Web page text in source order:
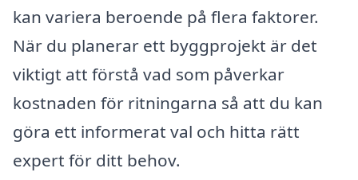
kan variera beroende på flera faktorer.
När du planerar ett byggprojekt är det
viktigt att förstå vad som påverkar
kostnaden för ritningarna så att du kan
göra ett informerat val och hitta rätt
expert för ditt behov.